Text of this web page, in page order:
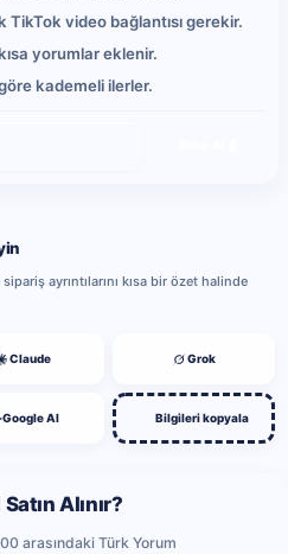
TikTok video bağlantısı gerekir.
yorumlar eklenir.
kademeli ilerler.
ayrıntılarını kısa bir özet halinde
Claude Grok
Google AI Bilgileri kopyala
Alınır?
arasındaki Türk Yorum